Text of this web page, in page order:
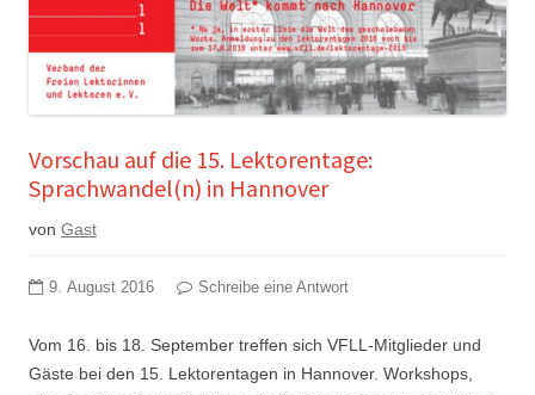
Vorschau auf die 15. Lektorentage:
Sprachwandel(n) in Hannover
von Gast
9. August 2016 Schreibe eine Antwort
Vom 16. bis 18. September treffen sich VFLL-Mitglieder und
Gäste bei den 15. Lektorentagen in Hannover. Workshops,